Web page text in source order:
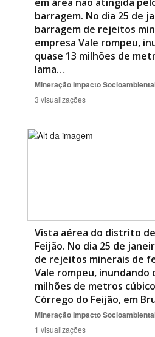
barragem. No dia 25 de
barragem de rejeitos
empresa Vale rompeu,
quase 13 milhões de
lama…
MineraçãoImpacto
3 visualizações
Vista aérea do distrito
Feijão. No dia 25 de
de rejeitos minerais de
Vale rompeu, inundando
milhões de metros
Córrego do Feijão, em
MineraçãoImpacto
1 visualizações